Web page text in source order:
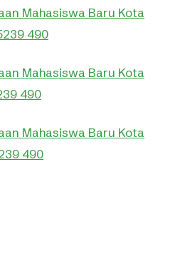
Mahasiswa Baru Kota
490
Mahasiswa Baru Kota
490
Mahasiswa Baru Kota
490